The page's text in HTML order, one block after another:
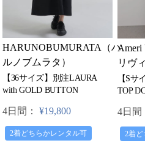
HARUNOBUMURATA（ハ
ルノブムラタ）
【36サイズ】別注LAURA
with GOLD BUTTON
4日間： ¥19,800
2着どちらかレンタル可
Ameri
リヴ
【Sサ
TOP
4日間
2着ど